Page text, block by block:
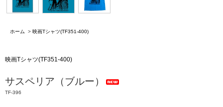
ホーム > 映画Tシャツ(TF351-400)
映画Tシャツ(TF351-400)
サスペリア（ブルー）
TF-396